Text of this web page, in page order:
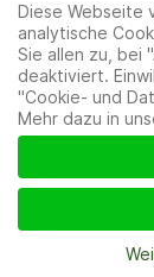
Diese Webseite
analytische
Sie allen zu, bei
deaktiviert.
"Cookie- und
Mehr dazu in